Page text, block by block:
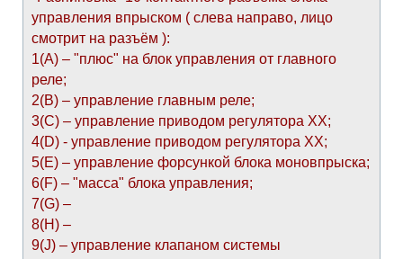
управления впрыском ( слева направо, лицо
смотрит на разъём ):
1(А) – "плюс" на блок управления от главного
реле;
2(В) – управление главным реле;
3(С) – управление приводом регулятора ХХ;
4(D) - управление приводом регулятора ХХ;
5(E) – управление форсункой блока моновпрыска;
6(F) – "масса" блока управления;
7(G) –
8(H) –
9(J) – управление клапаном системы